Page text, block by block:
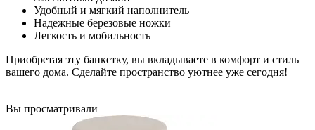
Удобный и мягкий наполнитель
Надежные березовые ножки
Легкость и мобильность
Приобретая эту банкетку, вы вкладываете в комфорт и стиль
вашего дома. Сделайте пространство уютнее уже сегодня!
Вы просматривали